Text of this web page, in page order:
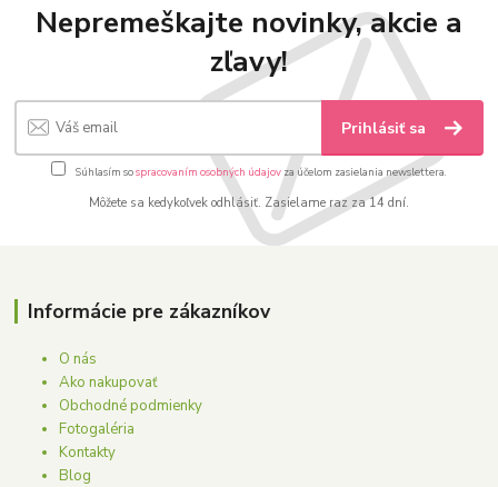
Nepremeškajte novinky, akcie a
zľavy!
Prihlásiť sa
Súhlasím sospracovaním osobných údajov za účelom zasielania newslettera.
Môžete sa kedykoľvek odhlásiť. Zasielame raz za 14 dní.
Informácie pre zákazníkov
O nás
Ako nakupovať
Obchodné podmienky
Fotogaléria
Kontakty
Blog